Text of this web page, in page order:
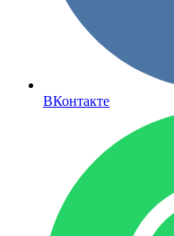
ВКонтакте